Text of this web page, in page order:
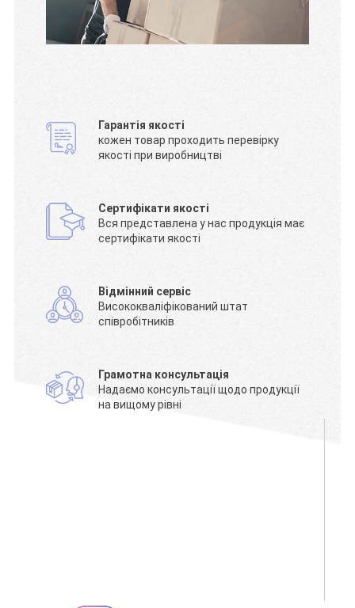
Гарантія якості
кожен товар проходить перевірку
якості при виробництві
Сертифікати якості
Вся представлена у нас продукція має
сертифікати якості
Відмінний сервіс
Висококваліфікований штат
співробітників
Грамотна консультація
Надаємо консультації щодо продукції
на вищому рівні